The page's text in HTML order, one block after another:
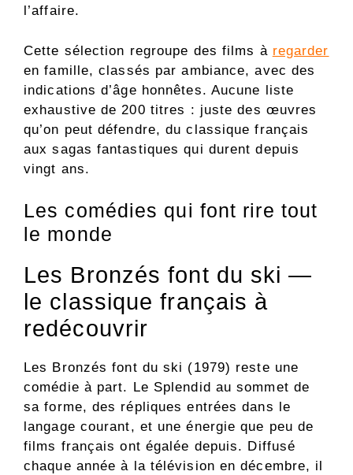
l’affaire.
Cette sélection regroupe des films à regarder
en famille, classés par ambiance, avec des
indications d’âge honnêtes. Aucune liste
exhaustive de 200 titres : juste des œuvres
qu’on peut défendre, du classique français
aux sagas fantastiques qui durent depuis
vingt ans.
Les comédies qui font rire tout
le monde
Les Bronzés font du ski —
le classique français à
redécouvrir
Les Bronzés font du ski (1979) reste une
comédie à part. Le Splendid au sommet de
sa forme, des répliques entrées dans le
langage courant, et une énergie que peu de
films français ont égalée depuis. Diffusé
chaque année à la télévision en décembre, il